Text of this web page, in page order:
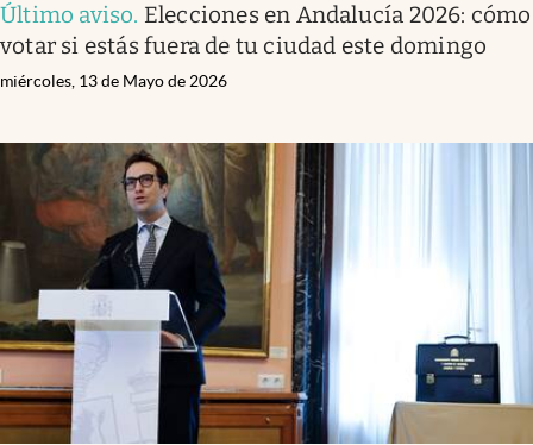
Último aviso. Elecciones en Andalucía 2026: cómo
votar si estás fuera de tu ciudad este domingo
miércoles, 13 de Mayo de 2026